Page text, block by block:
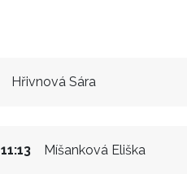
Hřivnová Sára
Míšanková Eliška
11:13